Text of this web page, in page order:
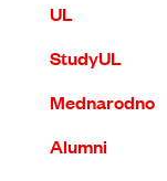
UL
StudyUL
Mednarodno
Alumni